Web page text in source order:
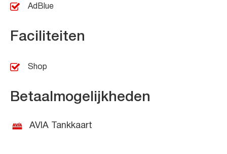
AdBlue
Faciliteiten
Shop
Betaalmogelijkheden
AVIA Tankkaart